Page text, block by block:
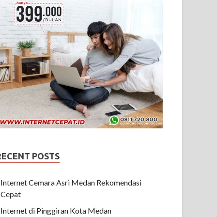
POSTS
Internet Cemara Asri Medan Rekomendasi
Cepat
Internet di Pinggiran Kota Medan